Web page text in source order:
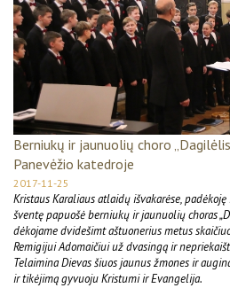
Berniukų ir jaunuolių choro
Panevėžio katedroje
2017-11-25
Kristaus Karaliaus atlaidų išvakarėse,
šventę papuošė berniukų ir jaunuolių choras
dėkojame dvidešimt aštuonerius metus
Remigijui Adomaičiui už dvasingą ir
Telaimina Dievas šiuos jaunus žmones ir
ir tikėjimą gyvuoju Kristumi ir Evangelija.